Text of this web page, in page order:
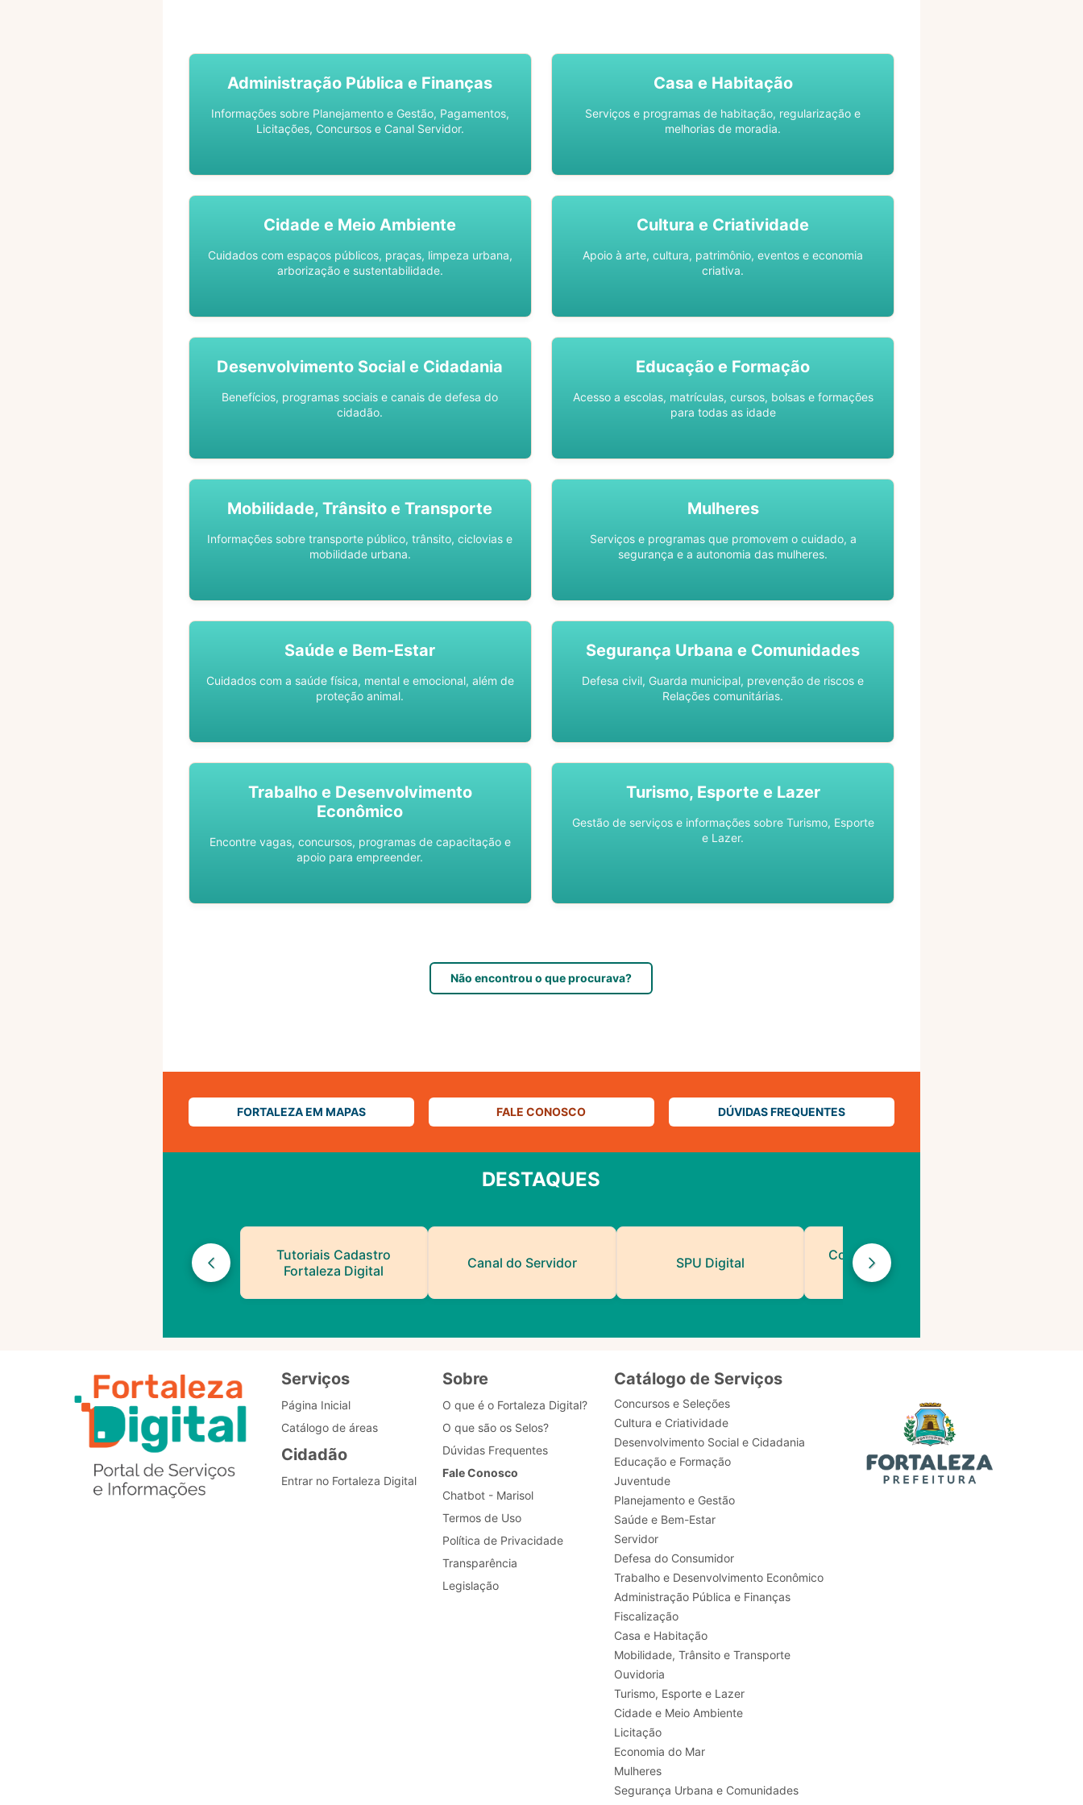
Administração Pública e Finanças
Informações sobre Planejamento e Gestão, Pagamentos,
Licitações, Concursos e Canal Servidor.
Casa e Habitação
Serviços e programas de habitação, regularização e
melhorias de moradia.
Cidade e Meio Ambiente
Cuidados com espaços públicos, praças, limpeza urbana,
arborização e sustentabilidade.
Cultura e Criatividade
Apoio à arte, cultura, patrimônio, eventos e economia
criativa.
Desenvolvimento Social e Cidadania
Benefícios, programas sociais e canais de defesa do
cidadão.
Educação e Formação
Acesso a escolas, matrículas, cursos, bolsas e formações
para todas as idade
Mobilidade, Trânsito e Transporte
Informações sobre transporte público, trânsito, ciclovias e
mobilidade urbana.
Mulheres
Serviços e programas que promovem o cuidado, a
segurança e a autonomia das mulheres.
Saúde e Bem-Estar
Cuidados com a saúde física, mental e emocional, além de
proteção animal.
Segurança Urbana e Comunidades
Defesa civil, Guarda municipal, prevenção de riscos e
Relações comunitárias.
Trabalho e Desenvolvimento
Econômico
Encontre vagas, concursos, programas de capacitação e
apoio para empreender.
Turismo, Esporte e Lazer
Gestão de serviços e informações sobre Turismo, Esporte
e Lazer.
Não encontrou o que procurava?
FORTALEZA EM MAPAS FALE CONOSCO DÚVIDAS FREQUENTES
DESTAQUES
Tutoriais Cadastro
Fortaleza Digital
Canal do Servidor SPU Digital
Contatos de Protocolo
da PMF
Serviços
Página Inicial
Catálogo de áreas
Cidadão
Entrar no Fortaleza Digital
Sobre
O que é o Fortaleza Digital?
O que são os Selos?
Dúvidas Frequentes
Fale Conosco
Chatbot - Marisol
Termos de Uso
Política de Privacidade
Transparência
Legislação
Catálogo de Serviços
Concursos e Seleções
Cultura e Criatividade
Desenvolvimento Social e Cidadania
Educação e Formação
Juventude
Planejamento e Gestão
Saúde e Bem-Estar
Servidor
Defesa do Consumidor
Trabalho e Desenvolvimento Econômico
Administração Pública e Finanças
Fiscalização
Casa e Habitação
Mobilidade, Trânsito e Transporte
Ouvidoria
Turismo, Esporte e Lazer
Cidade e Meio Ambiente
Licitação
Economia do Mar
Mulheres
Segurança Urbana e Comunidades